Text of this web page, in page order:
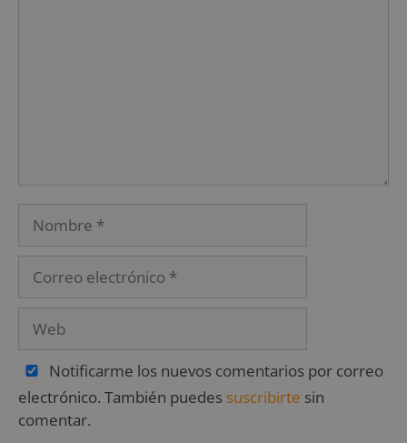
Notificarme los nuevos comentarios por correo
electrónico. También puedes suscribirte sin
comentar.